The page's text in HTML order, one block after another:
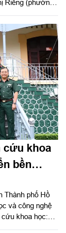
Riêng (phường
cứu khoa
bền
phố
Thành phố Hồ
và công nghệ
khoa học: